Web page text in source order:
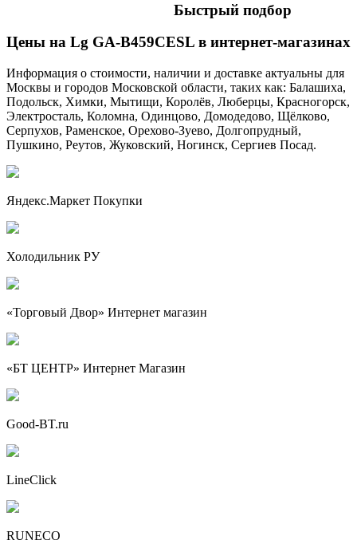
Быстрый подбор
Цены на Lg GA-B459CESL в интернет-магазинах
Информация о стоимости, наличии и доставке актуальны для
Москвы и городов Московской области, таких как: Балашиха,
Подольск, Химки, Мытищи, Королёв, Люберцы, Красногорск,
Электросталь, Коломна, Одинцово, Домодедово, Щёлково,
Серпухов, Раменское, Орехово-Зуево, Долгопрудный,
Пушкино, Реутов, Жуковский, Ногинск, Сергиев Посад.
Яндекс.Маркет Покупки
Холодильник РУ
«Торговый Двор» Интернет магазин
«БТ ЦЕНТР» Интернет Магазин
Good-BT.ru
LineClick
RUNECO